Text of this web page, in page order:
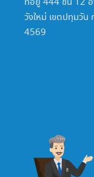
วังใหม่ เขตปทุมวั
4569